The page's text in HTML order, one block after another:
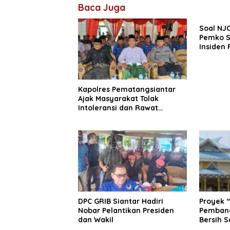
Baca Juga
Kapolres Pematangsiantar
Ajak Masyarakat Tolak
Intoleransi dan Rawat
Soal
Pemko
Insiden
DPC GRIB Siantar Hadiri
Nobar Pelantikan Presiden
dan Wakil
Proyek
Bersih